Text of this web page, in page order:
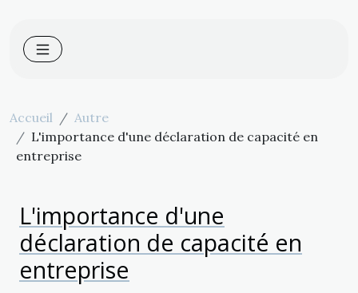
Accueil
Autre
L'importance d'une déclaration de capacité en
entreprise
L'importance d'une
déclaration de capacité en
entreprise